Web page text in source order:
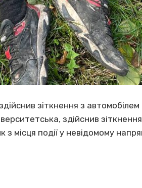
зіткнення з
здійснив
місця події у невідомому